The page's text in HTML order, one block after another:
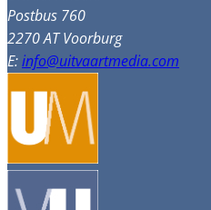
Postbus 760
2270 AT Voorburg
E:info@uitvaartmedia.com